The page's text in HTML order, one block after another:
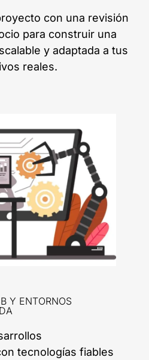
con una revisión
para construir una
y adaptada a tus
reales.
Y ENTORNOS
tecnologías fiables